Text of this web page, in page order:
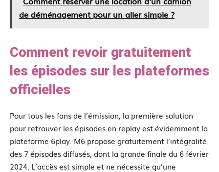
de déménagement pour un aller simple ?
Comment revoir gratuitement
les épisodes sur les plateformes
officielles
Pour tous les fans de l’émission, la première solution
pour retrouver les épisodes en replay est évidemment la
plateforme 6play. M6 propose gratuitement l’intégralité
des 7 épisodes diffusés, dont la grande finale du 6 février
2024. L’accès est simple et ne nécessite qu’une